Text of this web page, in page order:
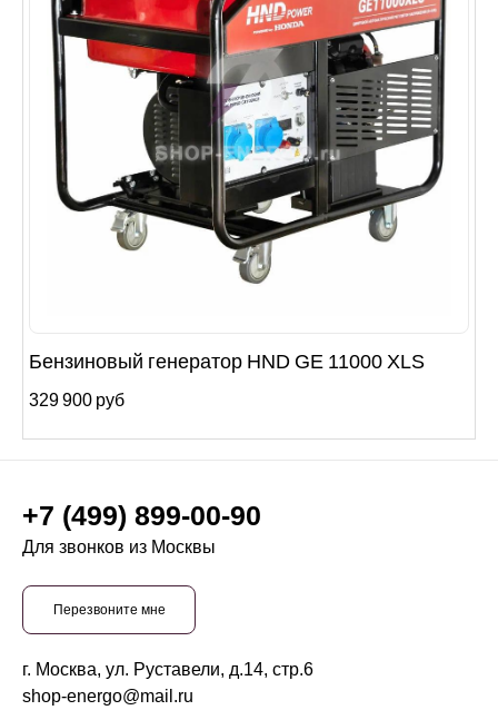
Бензиновый генератор HND GE 11000 XLS
329 900 руб
+7 (499) 899-00-90
Для звонков из Москвы
Перезвоните мне
г. Москва, ул. Руставели, д.14, стр.6
shop-energo@mail.ru